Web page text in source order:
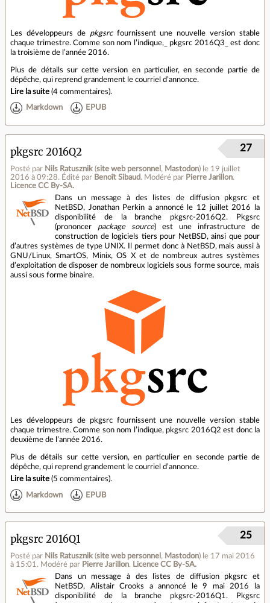
Les développeurs de pkgsrcfournissent une nouvelle version stable
chaque trimestre. Comme son nom l’indique,_ pkgsrc 2016Q3_ est donc
la troisième de l’année 2016.
Plus de détails sur cette version en particulier, en seconde partie de
dépêche, qui reprend grandement le courriel d’annonce.
Lire la suite (4 commentaires).
Markdown EPUB
pkgsrc 2016Q2
Posté par Nils Ratusznik (site web personnel , Mastodon) le 19 juillet
2016 à 09:28. Édité par Benoît Sibaud. Modéré par Pierre Jarillon.
Licence CC By‑SA.
27
Dans un message à des listes de diffusion pkgsrc et
NetBSD, Jonathan Perkin a annoncé le 12 juillet 2016 la
disponibilité de la branche pkgsrc-2016Q2. Pkgsrc
(prononcer package source) est une infrastructure de
construction de logiciels tiers pour NetBSD, ainsi que pour
d’autres systèmes de type UNIX. Il permet donc à NetBSD, mais aussi à
GNU/Linux, SmartOS, Minix, OS X et de nombreux autres systèmes
d’exploitation de disposer de nombreux logiciels sous forme source, mais
aussi sous forme binaire.
Les développeurs de pkgsrc fournissent une nouvelle version stable
chaque trimestre. Comme son nom l’indique, pkgsrc 2016Q2 est donc la
deuxième de l’année 2016.
Plus de détails sur cette version, en particulier en seconde partie de
dépêche, qui reprend grandement le courriel d’annonce.
Lire la suite (5 commentaires).
Markdown EPUB
pkgsrc 2016Q1
Posté par Nils Ratusznik (site web personnel , Mastodon) le 17 mai 2016
à 15:01 . Modéré par Pierre Jarillon. Licence CC By‑SA.
25
Dans un message à des listes de diffusion pkgsrc et
NetBSD, Alistair Crooks a annoncé le 9 mai 2016 la
disponibilité de la branche pkgsrc-2016Q1. Pkgsrc